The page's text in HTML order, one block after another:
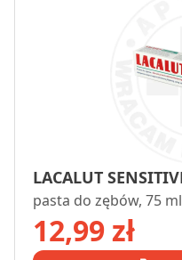
LACALUT
pasta do zębów, 75 ml
12,99 zł